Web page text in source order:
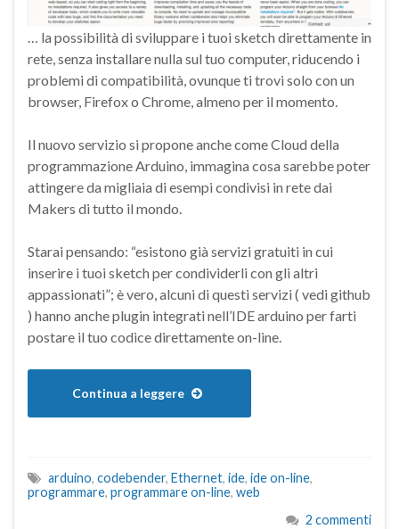
… la possibilità di sviluppare i tuoi sketch direttamente in
rete, senza installare nulla sul tuo computer, riducendo i
problemi di compatibilità, ovunque ti trovi solo con un
browser, Firefox o Chrome, almeno per il momento.
Il nuovo servizio si propone anche come Cloud della
programmazione Arduino, immagina cosa sarebbe poter
attingere da migliaia di esempi condivisi in rete dai
Makers di tutto il mondo.
Starai pensando: “esistono già servizi gratuiti in cui
inserire i tuoi sketch per condividerli con gli altri
appassionati”; è vero, alcuni di questi servizi ( vedi github
) hanno anche plugin integrati nell’IDE arduino per farti
postare il tuo codice direttamente on-line.
Continua a leggere
arduino, codebender, Ethernet, ide, ide on-line,
programmare, programmare on-line, web
2 commenti